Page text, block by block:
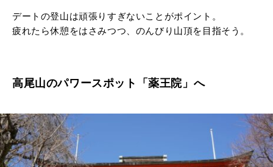
デートの登山は頑張りすぎないことがポイント。
疲れたら休憩をはさみつつ、のんびり山頂を目指そう。
高尾山のパワースポット「薬王院」へ